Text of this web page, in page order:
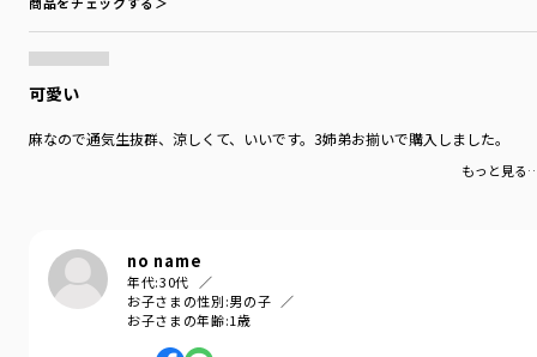
可愛い
麻なので通気生抜群、涼しくて、いいです。3姉弟お揃いで購入しました。
もっと見る
no name
年代:30代
お子さまの性別:男の子
お子さまの年齢:1歳
Instagramのフォロワー数は20 万人を超える。
・Instagram:@ayaaa0707
・YouTube＠aya_kaneko
カテゴリ
／ボトムス>ショートパンツ・ハーフパンツ
カラー
／ブラック
性別タイプ
／GIRL
BOY
12-4531-062